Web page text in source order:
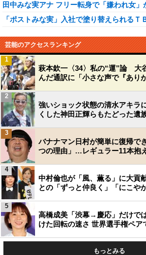
田中みな実アナ フリー転身で「嫌われ女
「ポストみな実」入社で塗り替えられるＴ
芸能のアクセスランキング
萩本欽一〈34〉私の“運”論 大
んだ通訳に「小さな声で『あり
1
強いショック状態の清水アキラ
くした神田正輝らもたどった遺
2
バナナマン日村が簡単に復帰で
つの理由」…レギュラー11本抱
3
中村倫也が「風、薫る」に大貢
との「ずっと仲良く」「にこや
4
高橋成美「渋幕→慶応」だけで
けた回転の速さ 世界選手権ペア
5
もっとみる